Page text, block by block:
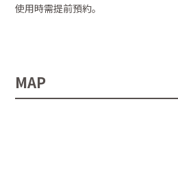
使用時需提前預約。
MAP